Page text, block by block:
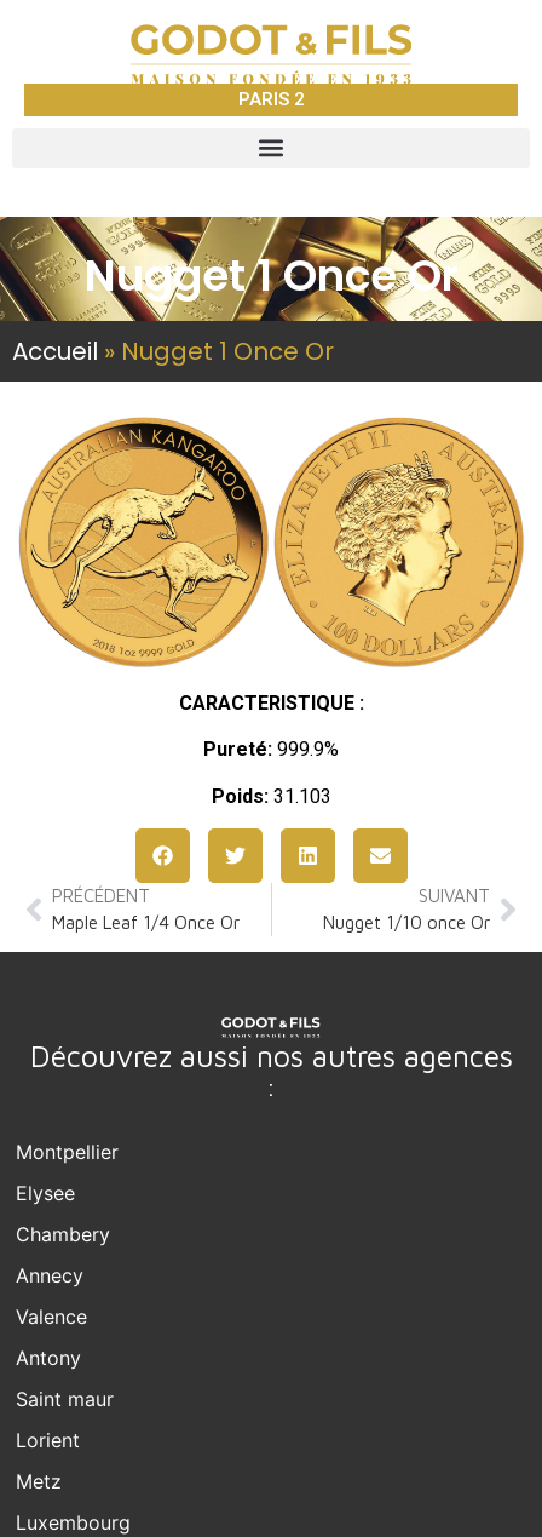
PARIS 2
Nugget 1 Once Or
Accueil » Nugget 1 Once Or
CARACTERISTIQUE :
Pureté: 999.9%
Poids:31.103
PRÉCÉDENT
Maple Leaf 1/4 Once Or
SUIVANT
Nugget 1/10 once Or
Découvrez aussi nos autres agences
:
Montpellier
Elysee
Chambery
Annecy
Valence
Antony
Saint maur
Lorient
Metz
Luxembourg